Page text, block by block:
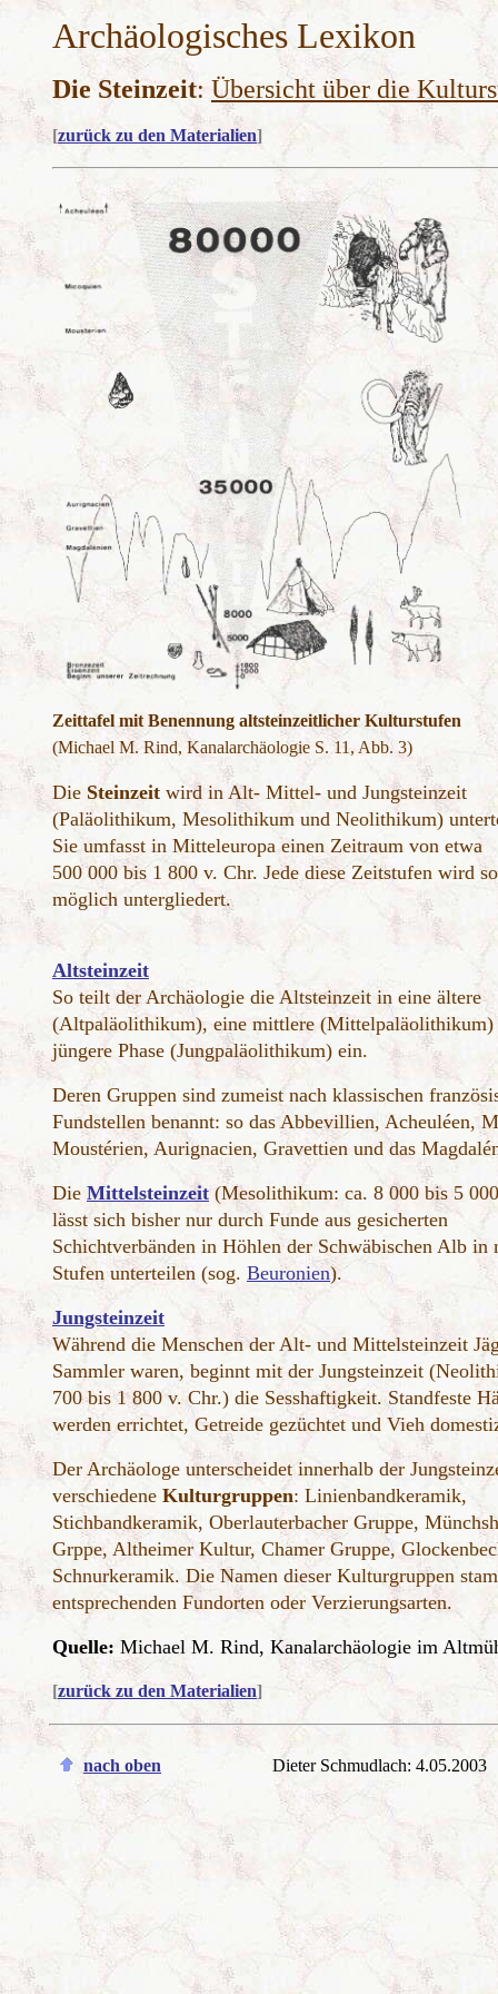
Archäologisches Lexikon
Die Steinzeit: Übersicht über die
[zurück zu den Materialien]
Zeittafel mit Benennung altsteinzeitlicher Kulturstufen
(Michael M. Rind, Kanalarchäologie S. 11, Abb. 3)
Die Steinzeit wird in Alt- Mittel- und Jungsteinzeit
(Paläolithikum, Mesolithikum und Neolithikum)
Sie umfasst in Mitteleuropa einen Zeitraum von etwa
500 000 bis 1 800 v. Chr. Jede diese Zeitstufen wird
möglich untergliedert.
Altsteinzeit
So teilt der Archäologie die Altsteinzeit in eine ältere
(Altpaläolithikum), eine mittlere (Mittelpaläolithikum)
jüngere Phase (Jungpaläolithikum) ein.
Deren Gruppen sind zumeist nach klassischen
Fundstellen benannt: so das Abbevillien, Acheuléen,
Moustérien, Aurignacien, Gravettien und das
Die Mittelsteinzeit (Mesolithikum: ca. 8 000 bis 5
lässt sich bisher nur durch Funde aus gesicherten
Schichtverbänden in Höhlen der Schwäbischen Alb in
Stufen unterteilen (sog. Beuronien).
Jungsteinzeit
Während die Menschen der Alt- und Mittelsteinzeit
Sammler waren, beginnt mit der Jungsteinzeit
700 bis 1 800 v. Chr.) die Sesshaftigkeit. Standfeste
werden errichtet, Getreide gezüchtet und Vieh
Der Archäologe unterscheidet innerhalb der
verschiedene Kulturgruppen: Linienbandkeramik,
Stichbandkeramik, Oberlauterbacher Gruppe,
Grppe, Altheimer Kultur, Chamer Gruppe,
Schnurkeramik. Die Namen dieser Kulturgruppen
entsprechenden Fundorten oder Verzierungsarten.
Quelle: Michael M. Rind, Kanalarchäologie im
[zurück zu den Materialien]
nach oben Dieter Schmudlach: 4.05.2003